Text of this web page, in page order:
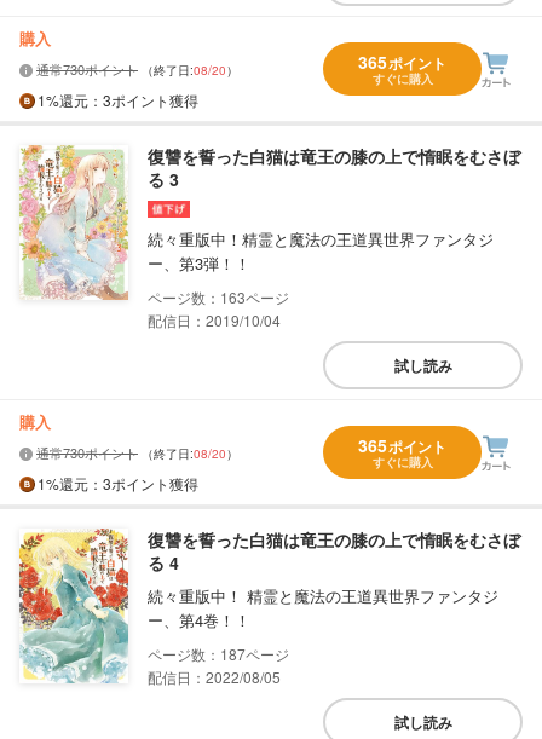
購入
通常730ポイント （終了日:08/20）
1%還元 ：3ポイント獲得
365ポイント
すぐに購入
復讐を誓った白猫は竜王の膝の上で惰眠をむさぼ
る 3
続々重版中！精霊と魔法の王道異世界ファンタジ
ー、第3弾！！
163
配信日：2019/10/04
試し読み
購入
通常730ポイント （終了日:08/20）
1%還元 ：3ポイント獲得
365ポイント
すぐに購入
復讐を誓った白猫は竜王の膝の上で惰眠をむさぼ
る 4
続々重版中！ 精霊と魔法の王道異世界ファンタジ
ー、第4巻！！
187
配信日：2022/08/05
試し読み